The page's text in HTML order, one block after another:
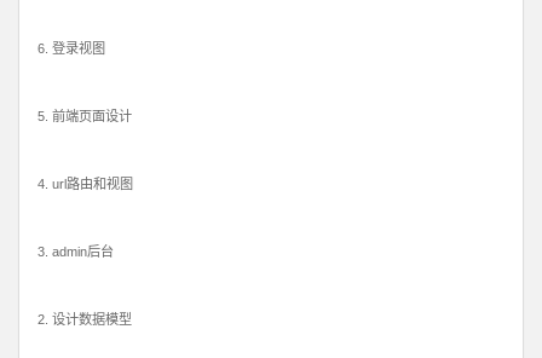
6. 登录视图
5. 前端页面设计
4. url路由和视图
3. admin后台
2. 设计数据模型